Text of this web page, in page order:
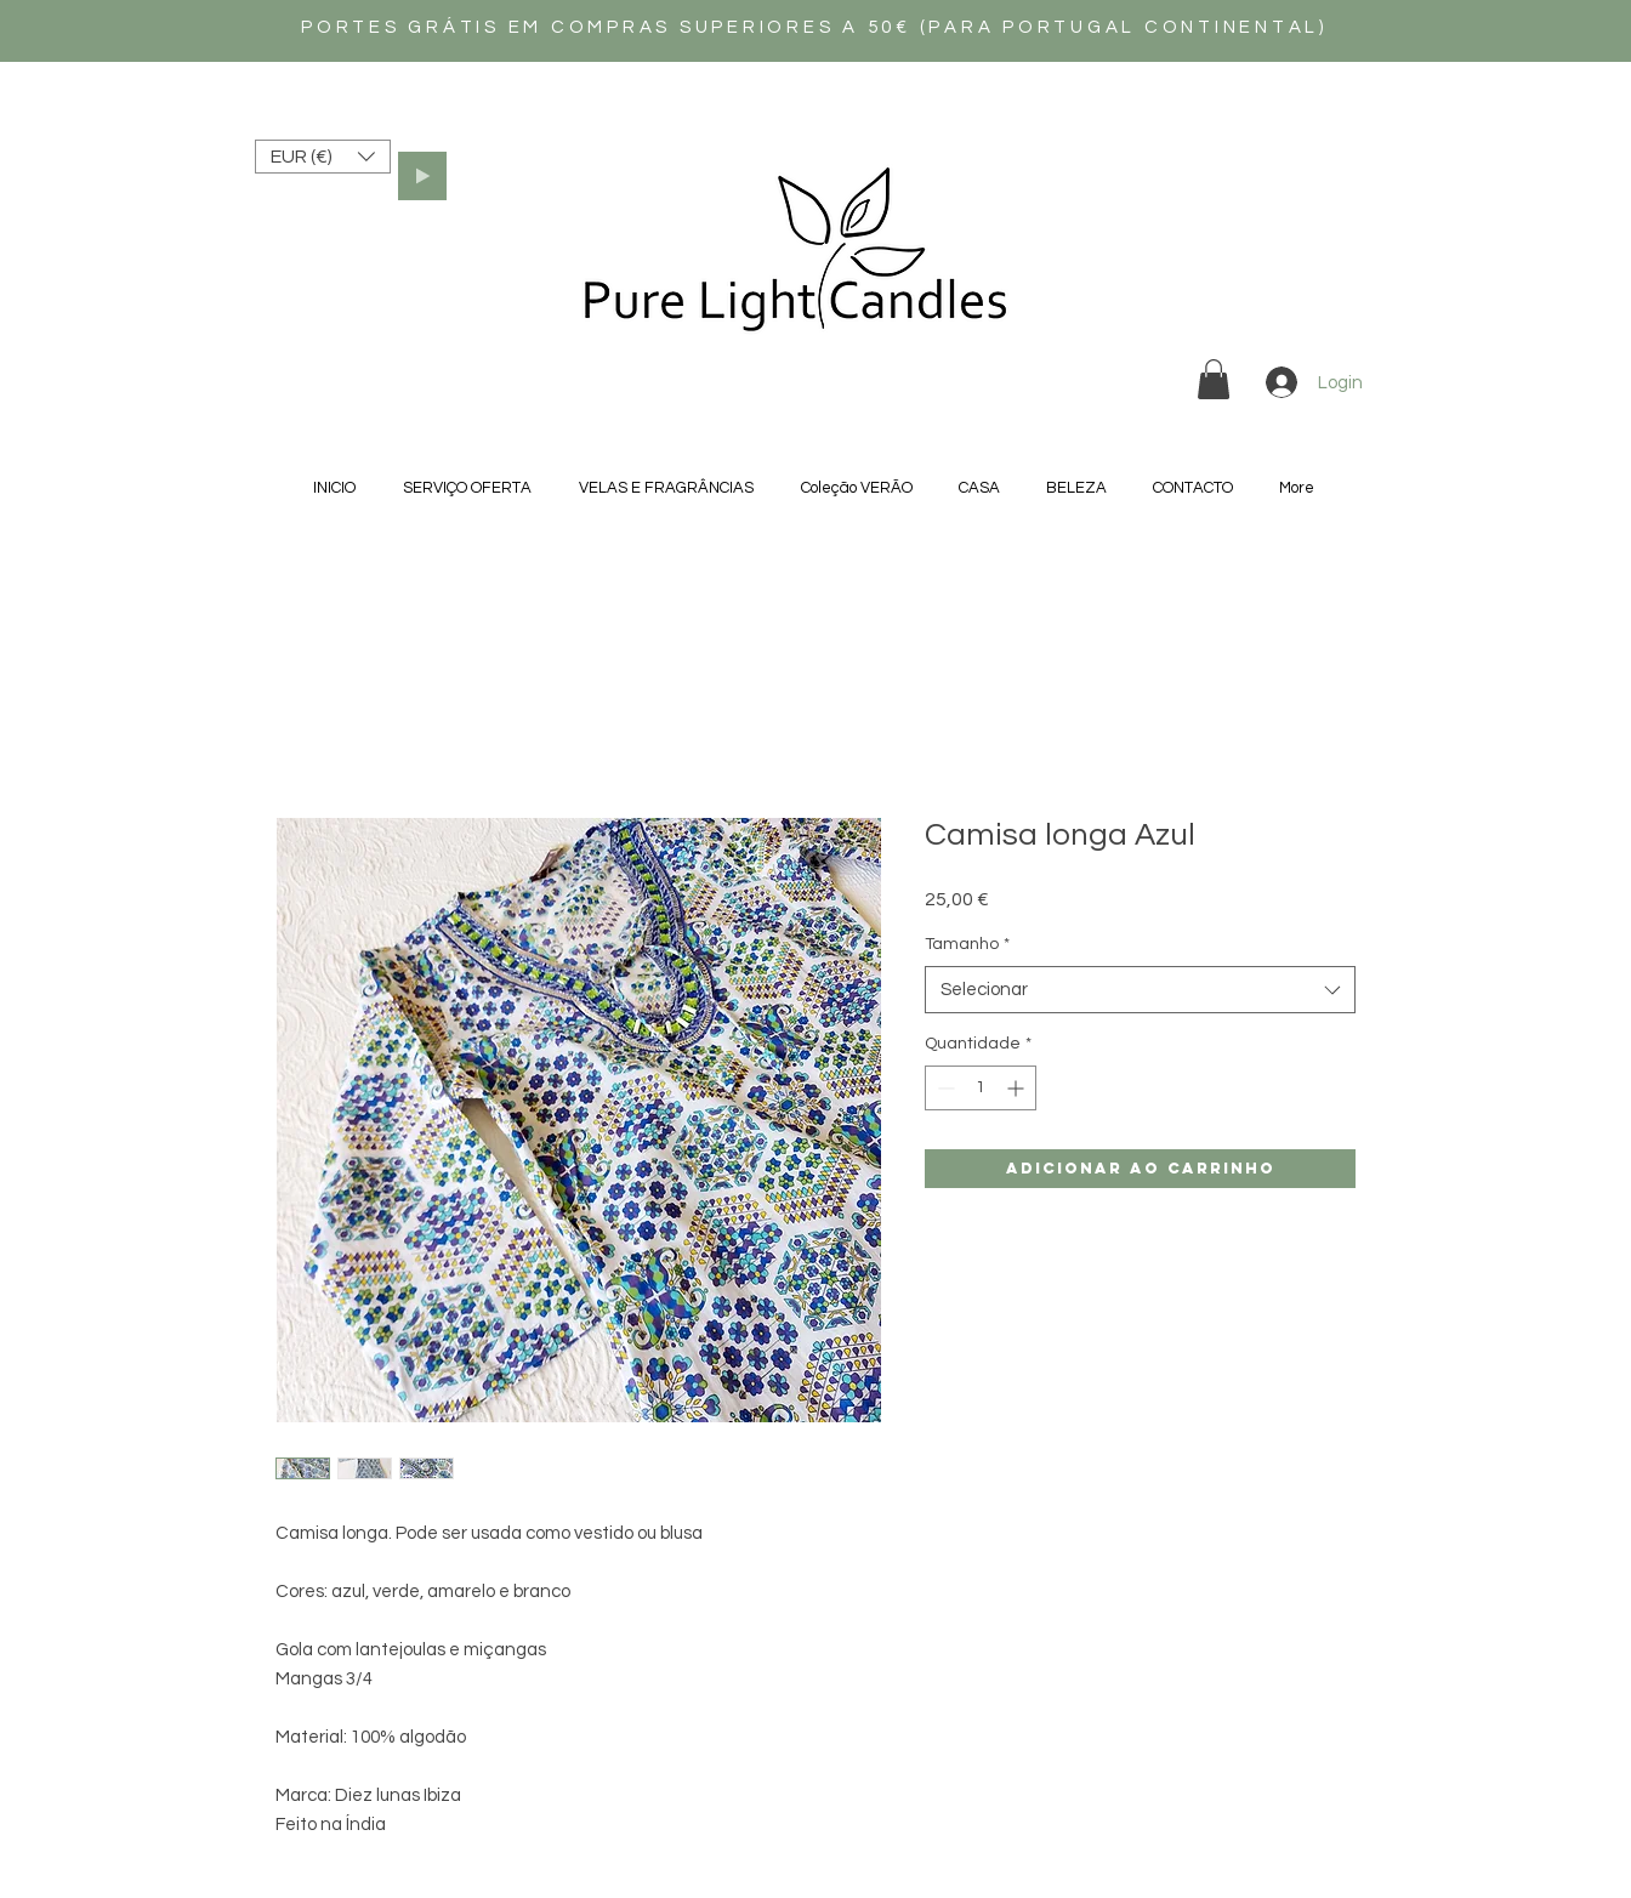
PORTES GRÁTIS EM COMPRAS SUPERIORES A 50€ (PARA PORTUGAL CONTINENTAL)
EUR (€)
Login
INICIO SERVIÇO OFERTA VELAS E FRAGRÂNCIAS Coleção VERÃO CASA BELEZA CONTACTO More
Camisa longa. Pode ser usada como vestido ou blusa
Cores: azul, verde, amarelo e branco
Gola com lantejoulas e miçangas
Mangas 3/4
Material: 100% algodão
Marca: Diez lunas Ibiza
Feito na Índia
Camisa longa Azul
25,00 €
Tamanho *
Selecionar
Quantidade *
Adicionar ao carrinho